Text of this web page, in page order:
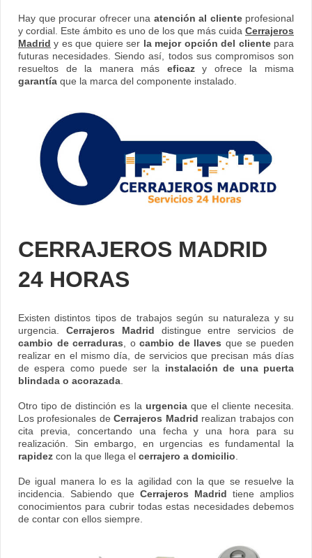
Hay que procurar ofrecer una atención al clienteprofesional
y cordial. Este ámbito es uno de los que más cuida Cerrajeros
Madrid y es que quiere ser la mejor opción del clientepara
futuras necesidades. Siendo así, todos sus compromisos son
resueltos de la manera más eficazy ofrece la misma
garantía que la marca del componente instalado.
CERRAJEROS MADRID
24 HORAS
Existen distintos tipos de trabajos según su naturaleza y su
urgencia. Cerrajeros Madrid distingue entre servicios de
cambio de cerraduras, ocambio de llaves que se pueden
realizar en el mismo día, de servicios que precisan más días
de espera como puede ser la instalación de una puerta
blindada o acorazada.
Otro tipo de distinción es la urgenciaque el cliente necesita.
Los profesionales deCerrajeros Madrid realizan trabajos con
cita previa, concertando una fecha y una hora para su
realización. Sin embargo, en urgencias es fundamental la
rapidez con la que llega el cerrajero a domicilio.
De igual manera lo es la agilidad con la que se resuelve la
incidencia. Sabiendo que Cerrajeros Madrid tiene amplios
conocimientos para cubrir todas estas necesidades debemos
de contar con ellos siempre.